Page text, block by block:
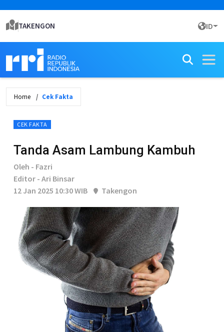
TAKENGON ID
Home Cek Fakta
CEK FAKTA
Tanda Asam Lambung Kambuh
Oleh - Fazri
Editor - Ari Binsar
12 Jan 2025 10:30 WIB
Takengon